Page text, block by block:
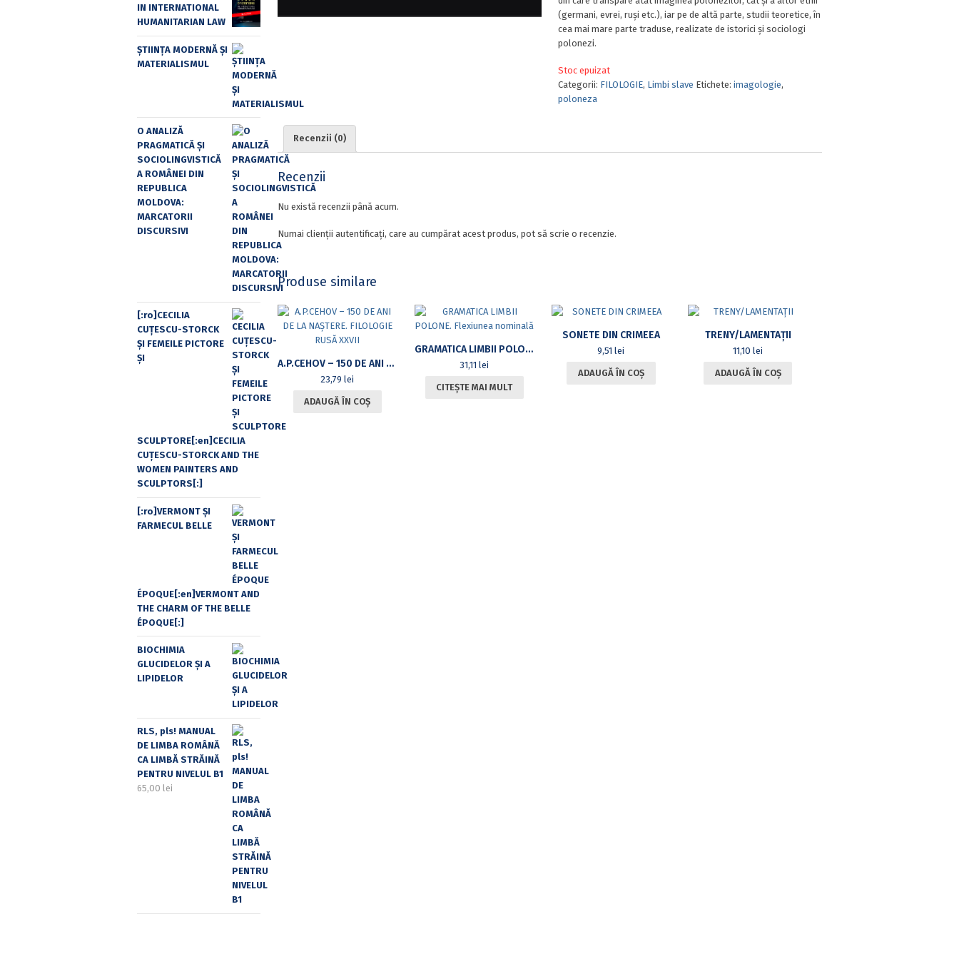
(germani, evrei, ruși etc.), iar pe de altă parte, studii teoretice, în
cea mai mare parte traduse, realizate de istorici și sociologi
polonezi.
Stoc epuizat
Categorii: FILOLOGIE, Limbi slave Etichete: imagologie,
poloneza
Recenzii (0)
Recenzii
Nu există recenzii până acum.
Numai clienții autentificați, care au cumpărat acest produs, pot să scrie o recenzie.
Produse similare
A.P.CEHOV – 150 DE ANI DE LA NAȘTERE. FILOLOGIE RUSĂ XXVII
23,79 lei
ADAUGĂ ÎN COȘ
GRAMATICA LIMBII POLONE. FLEXIUNEA NOMINALĂ
31,11 lei
CITEȘTE MAI MULT
SONETE DIN CRIMEEA
9,51 lei
ADAUGĂ ÎN COȘ
TRENY/LAMENTAȚII
11,10 lei
ADAUGĂ ÎN COȘ
IN INTERNATIONAL
HUMANITARIAN LAW
ȘTIINȚA MODERNĂ ȘI
MATERIALISMUL
O ANALIZĂ
PRAGMATICĂ ȘI
SOCIOLINGVISTICĂ
A ROMÂNEI DIN
REPUBLICA
MOLDOVA:
MARCATORII
DISCURSIVI
[:ro]CECILIA
CUŢESCU-STORCK
ŞI FEMEILE PICTORE
ŞI
SCULPTORE[:en]CECILIA
CUŢESCU-STORCK AND THE
WOMEN PAINTERS AND
SCULPTORS[:]
[:ro]VERMONT ȘI
FARMECUL BELLE
ÉPOQUE[:en]VERMONT AND
THE CHARM OF THE BELLE
ÉPOQUE[:]
BIOCHIMIA
GLUCIDELOR ȘI A
LIPIDELOR
RLS, pls! MANUAL
DE LIMBA ROMÂNĂ
CA LIMBĂ STRĂINĂ
PENTRU NIVELUL B1
65,00 lei